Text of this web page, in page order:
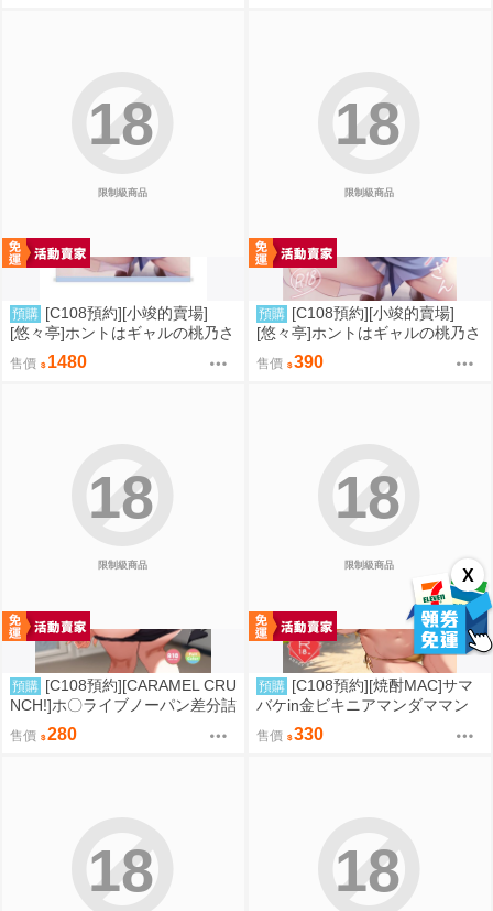
X
限制級商品
18
預購 [C108預約][小竣的賣場]
[悠々亭]ホントはギャルの桃乃さ
ん 附蜜瓜特典資料夾+B2掛軸 同
人誌id=3726578
售價 1480
限制級商品
18
預購 [C108預約][小竣的賣場]
[悠々亭]ホントはギャルの桃乃さ
ん 附蜜瓜特典資料夾 同人誌id=3
791016
售價 390
限制級商品
18
預購 [C108預約][CARAMEL CRU
NCH!]ホ〇ライブノーパン差分詰
め合わせ4 附蜜瓜特典小卡 Hololi
ve 同人誌id=3791490
售價 280
限制級商品
18
預購 [C108預約][焼酎MAC]サマ
バケin金ビキニアマンダママン
附蜜瓜特典A4資料夾 同人誌id=3
791483
售價 330
18 18